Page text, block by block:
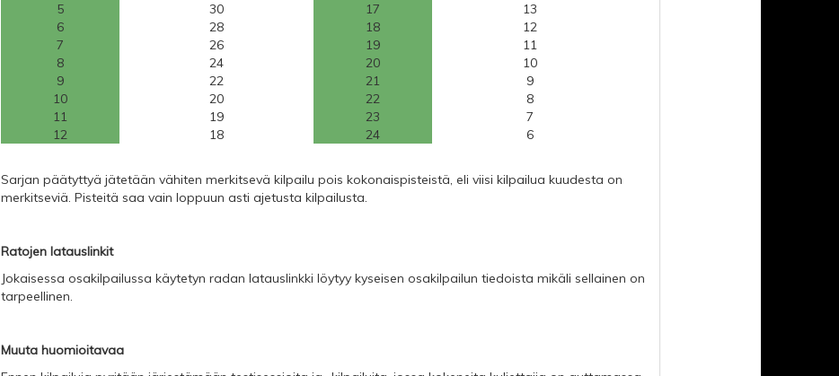
5
30 17
13
6
28 18
12
7
26 19
11
8
24 20
10
9
22 21
9
10
20 22
8
11
19 23
7
12
18 24 6
Sarjan päätyttyä jätetään vähiten merkitsevä kilpailu pois kokonaispisteistä, eli viisi kilpailua kuudesta on
merkitseviä. Pisteitä saa vain loppuun asti ajetusta kilpailusta.
Ratojen latauslinkit
Jokaisessa osakilpailussa käytetyn radan latauslinkki löytyy kyseisen osakilpailun tiedoista mikäli sellainen on
tarpeellinen.
Muuta huomioitavaa